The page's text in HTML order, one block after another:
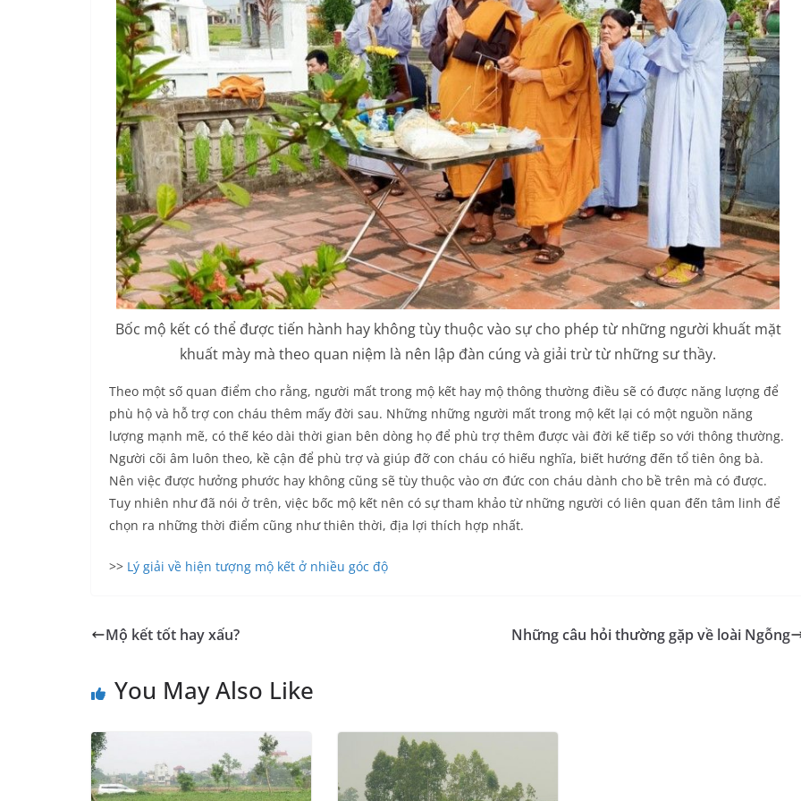
Bốc mộ kết có thể được tiến hành hay không tùy thuộc vào sự cho phép từ những người khuất mặt
khuất mày mà theo quan niệm là nên lập đàn cúng và giải trừ từ những sư thầy.
Theo một số quan điểm cho rằng, người mất trong mộ kết hay mộ thông thường điều sẽ có được năng lượng để
phù hộ và hỗ trợ con cháu thêm mấy đời sau. Những những người mất trong mộ kết lại có một nguồn năng
lượng mạnh mẽ, có thế kéo dài thời gian bên dòng họ để phù trợ thêm được vài đời kế tiếp so với thông thường.
Người cõi âm luôn theo, kề cận để phù trợ và giúp đỡ con cháu có hiếu nghĩa, biết hướng đến tổ tiên ông bà.
Nên việc được hưởng phước hay không cũng sẽ tùy thuộc vào ơn đức con cháu dành cho bề trên mà có được.
Tuy nhiên như đã nói ở trên, việc bốc mộ kết nên có sự tham khảo từ những người có liên quan đến tâm linh để
chọn ra những thời điểm cũng như thiên thời, địa lợi thích hợp nhất.
>> Lý giải về hiện tượng mộ kết ở nhiều góc độ
Mộ kết tốt hay xấu? Những câu hỏi thường gặp về loài Ngỗng
You May Also Like